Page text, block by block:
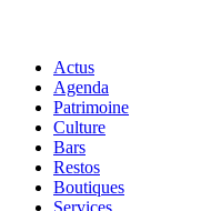
Actus
Agenda
Patrimoine
Culture
Bars
Restos
Boutiques
Services